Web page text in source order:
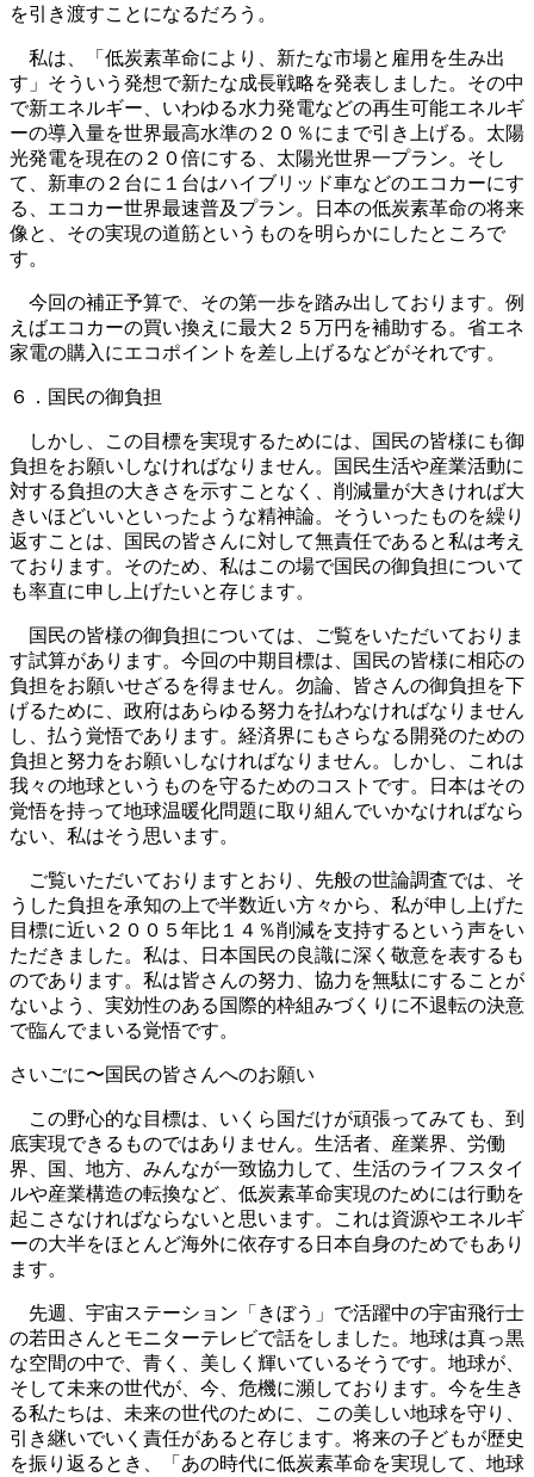
を引き渡すことになるだろう。
私は、「低炭素革命により、新たな市場と雇用を生み出
す」そういう発想で新たな成長戦略を発表しました。その中
で新エネルギー、いわゆる水力発電などの再生可能エネルギ
ーの導入量を世界最高水準の２０％にまで引き上げる。太陽
光発電を現在の２０倍にする、太陽光世界一プラン。そし
て、新車の２台に１台はハイブリッド車などのエコカーにす
る、エコカー世界最速普及プラン。日本の低炭素革命の将来
像と、その実現の道筋というものを明らかにしたところで
す。
今回の補正予算で、その第一歩を踏み出しております。例
えばエコカーの買い換えに最大２５万円を補助する。省エネ
家電の購入にエコポイントを差し上げるなどがそれです。
６．国民の御負担
しかし、この目標を実現するためには、国民の皆様にも御
負担をお願いしなければなりません。国民生活や産業活動に
対する負担の大きさを示すことなく、削減量が大きければ大
きいほどいいといったような精神論。そういったものを繰り
返すことは、国民の皆さんに対して無責任であると私は考え
ております。そのため、私はこの場で国民の御負担について
も率直に申し上げたいと存じます。
国民の皆様の御負担については、ご覧をいただいておりま
す試算があります。今回の中期目標は、国民の皆様に相応の
負担をお願いせざるを得ません。勿論、皆さんの御負担を下
げるために、政府はあらゆる努力を払わなければなりません
し、払う覚悟であります。経済界にもさらなる開発のための
負担と努力をお願いしなければなりません。しかし、これは
我々の地球というものを守るためのコストです。日本はその
覚悟を持って地球温暖化問題に取り組んでいかなければなら
ない、私はそう思います。
ご覧いただいておりますとおり、先般の世論調査では、そ
うした負担を承知の上で半数近い方々から、私が申し上げた
目標に近い２００５年比１４％削減を支持するという声をい
ただきました。私は、日本国民の良識に深く敬意を表するも
のであります。私は皆さんの努力、協力を無駄にすることが
ないよう、実効性のある国際的枠組みづくりに不退転の決意
で臨んでまいる覚悟です。
さいごに〜国民の皆さんへのお願い
この野心的な目標は、いくら国だけが頑張ってみても、到
底実現できるものではありません。生活者、産業界、労働
界、国、地方、みんなが一致協力して、生活のライフスタイ
ルや産業構造の転換など、低炭素革命実現のためには行動を
起こさなければならないと思います。これは資源やエネルギ
ーの大半をほとんど海外に依存する日本自身のためでもあり
ます。
先週、宇宙ステーション「きぼう」で活躍中の宇宙飛行士
の若田さんとモニターテレビで話をしました。地球は真っ黒
な空間の中で、青く、美しく輝いているそうです。地球が、
そして未来の世代が、今、危機に瀕しております。今を生き
る私たちは、未来の世代のために、この美しい地球を守り、
引き継いでいく責任があると存じます。将来の子どもが歴史
を振り返るとき、「あの時代に低炭素革命を実現して、地球